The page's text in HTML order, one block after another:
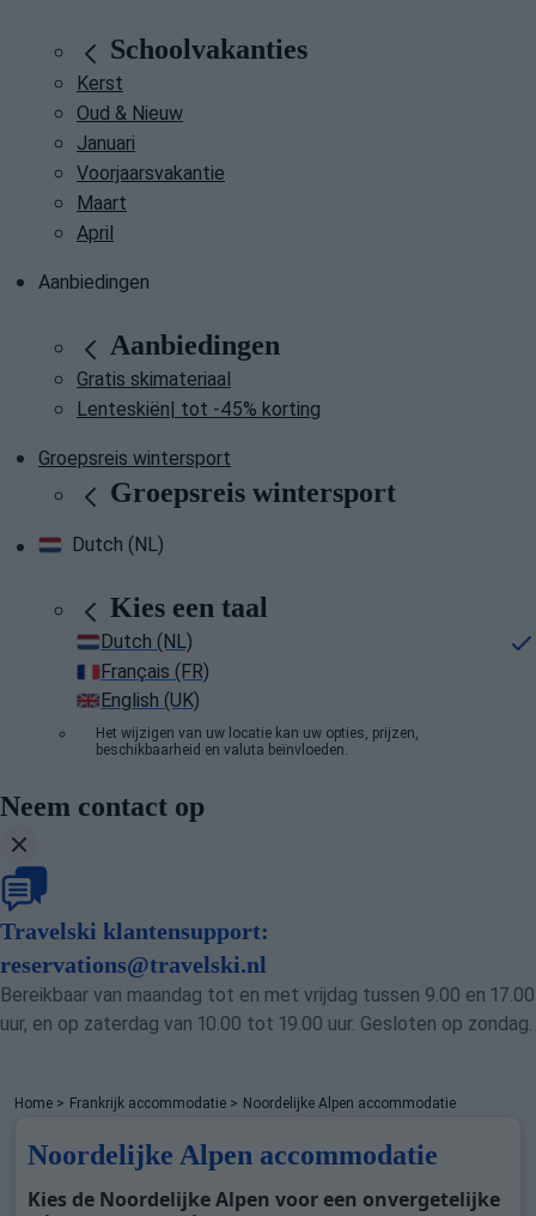
Schoolvakanties
Kerst
Oud & Nieuw
Januari
Voorjaarsvakantie
Maart
April
Aanbiedingen
Aanbiedingen
Gratis skimateriaal
Lenteskiën| tot -45% korting
Groepsreis wintersport
Groepsreis wintersport
Dutch (NL)
Kies een taal
Dutch (NL)
Français (FR)
English (UK)
Het wijzigen van uw locatie kan uw opties, prijzen,
beschikbaarheid en valuta beïnvloeden.
Neem contact op
Travelski klantensupport:
reservations@travelski.nl
Bereikbaar van maandag tot en met vrijdag tussen 9.00 en 17.00
uur, en op zaterdag van 10.00 tot 19.00 uur. Gesloten op zondag.
Home > Frankrijk accommodatie > Noordelijke Alpen accommodatie
Noordelijke Alpen accommodatie
Kies de Noordelijke Alpen voor een onvergetelijke